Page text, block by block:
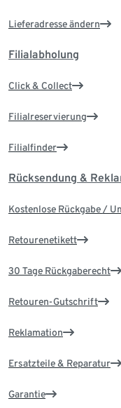
Lieferadresse ändern
Filialabholung
Click & Collect
Filialreservierung
Filialfinder
Rücksendung &
Kostenlose Rückgabe /
Retourenetikett
30 Tage Rückgaberecht
Retouren-Gutschrift
Reklamation
Ersatzteile & Reparatur
Garantie